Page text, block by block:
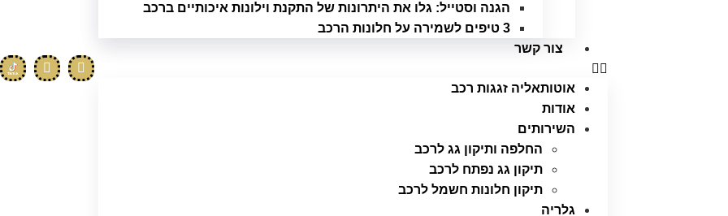
הגנה וסטייל: גלו את היתרונות של התקנת וילונות איכותיים ברכב
3 טיפים לשמירה על חלונות הרכב
צור קשר
אוטותאליה זגגות רכב
אודות
השירותים
החלפה ותיקון גג לרכב
תיקון גג נפתח לרכב
תיקון חלונות חשמל לרכב
גלריה